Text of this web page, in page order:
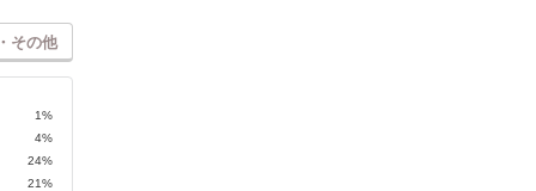
その他
1%
4%
24%
21%